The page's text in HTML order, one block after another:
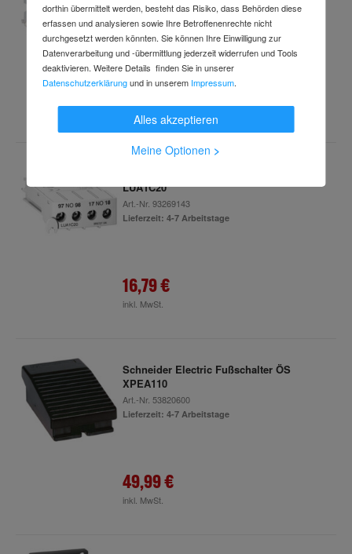
Art.-Nr.60439837
Lieferzeit: 4-7 Arbeitstage
9,59 €
inkl. MwSt.
LUA1C20
Art.-Nr. 93269143
Lieferzeit: 4-7 Arbeitstage
16,79 €
inkl. MwSt.
Schneider Electric Fußschalter ÖS
XPEA110
Art.-Nr. 53820600
Lieferzeit: 4-7 Arbeitstage
49,99 €
inkl. MwSt.
dorthin übermittelt werden, besteht das Risiko, dass Behörden diese
erfassen und analysieren sowie Ihre Betroffenenrechte nicht
durchgesetzt werden könnten. Sie können Ihre Einwilligung zur
Datenverarbeitung und -übermittlung jederzeit widerrufen und Tools
deaktivieren. Weitere Details finden Sie in unserer
Datenschutzerklärungund in unserem Impressum.
Alles akzeptieren
Meine Optionen >